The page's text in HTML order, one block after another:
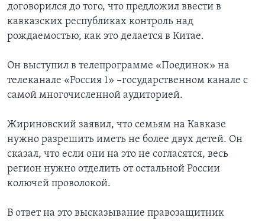
договорился до того, что предложил ввести в
кавказских республиках контроль над
рождаемостью, как это делается в Китае.
Он выступил в телепрограмме «Поединок» на
телеканале «Россия 1» –государственном канале с
самой многочисленной аудиторией.
Жириновский заявил, что семьям на Кавказе
нужно разрешить иметь не более двух детей. Он
сказал, что если они на это не согласятся, весь
регион нужно отделить от остальной России
колючей проволокой.
В ответ на это высказывание правозащитник